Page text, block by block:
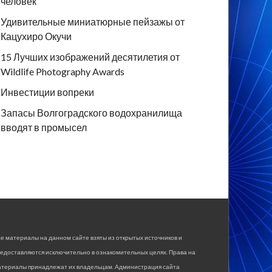
Удивительные миниатюрные пейзажы от
Кацухиро Окучи
15 Лучших изображений десятилетия от
Wildlife Photography Awards
Инвестиции вопреки
Запасы Волгоградского водохранилища
вводят в промысел
материалы на данном сайте взяты из открытых источников и
исключительно в ознакомительных целях. Права на
принадлежат их владельцам. Администрация сайта